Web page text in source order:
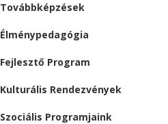
Továbbképzések
Élménypedagógia
Fejlesztő Program
Kulturális Rendezvények
Szociális Programjaink